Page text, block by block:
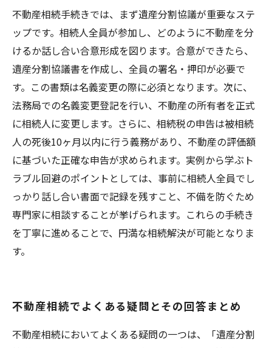
不動産相続手続きでは、まず遺産分割協議が重要なステ
ップです。相続人全員が参加し、どのように不動産を分
けるか話し合い合意形成を図ります。合意ができたら、
遺産分割協議書を作成し、全員の署名・押印が必要で
す。この書類は名義変更の際に必須となります。次に、
法務局での名義変更登記を行い、不動産の所有者を正式
に相続人に変更します。さらに、相続税の申告は被相続
人の死後10ヶ月以内に行う義務があり、不動産の評価額
に基づいた正確な申告が求められます。実例から学ぶト
ラブル回避のポイントとしては、事前に相続人全員でし
っかり話し合い書面で記録を残すこと、不備を防ぐため
専門家に相談することが挙げられます。これらの手続き
を丁寧に進めることで、円満な相続解決が可能となりま
す。
不動産相続でよくある疑問とその回答まとめ
不動産相続においてよくある疑問の一つは、「遺産分割